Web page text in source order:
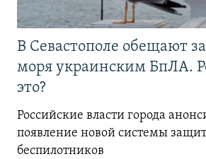
В Севастополе обещают
моря украинским БпЛА.
это?
Российские власти города
появление новой системы
беспилотников